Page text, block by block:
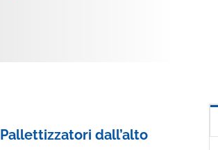
Pallettizzatori dall’alto